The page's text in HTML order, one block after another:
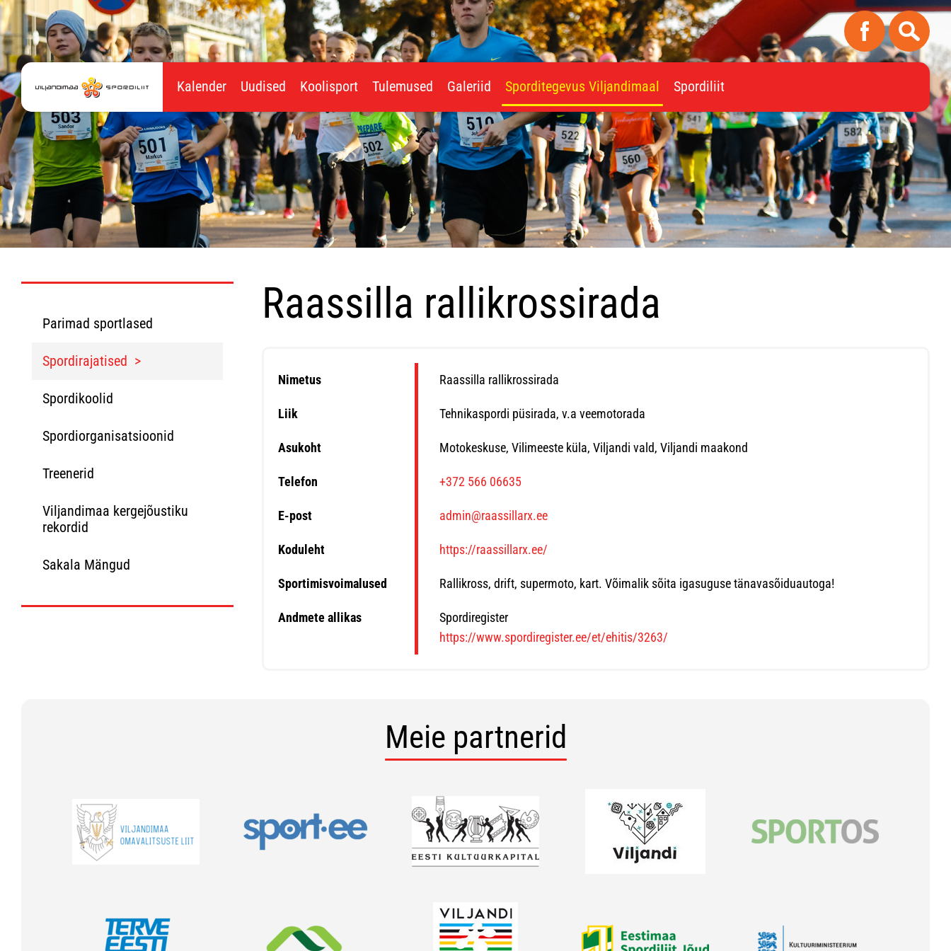
Kalender Uudised Koolisport Tulemused Galeriid Sporditegevus Viljandimaal Spordiliit
Parimad sportlased
Spordirajatised
Spordikoolid
Spordiorganisatsioonid
Treenerid
Viljandimaa kergejõustiku
rekordid
Sakala Mängud
Raassilla rallikrossirada
Nimetus Raassilla rallikrossirada
Liik Tehnikaspordi püsirada, v.a veemotorada
Asukoht Motokeskuse, Vilimeeste küla, Viljandi vald, Viljandi maakond
Telefon +372 566 06635
E-post admin@raassillarx.ee
Koduleht https://raassillarx.ee/
Sportimisvoimalused Rallikross, drift, supermoto, kart. Võimalik sõita igasuguse tänavasõiduautoga!
Andmete allikas
Spordiregister
https://www.spordiregister.ee/et/ehitis/3263/
Meie partnerid